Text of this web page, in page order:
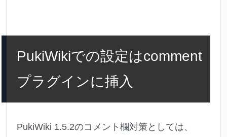
PukiWikiでの設定はcomment
プラグインに挿入
PukiWiki 1.5.2のコメント欄対策としては、